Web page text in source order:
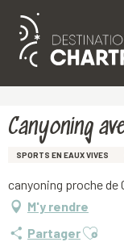
Aller
principal
Canyoning
SPORTS EN EAUX VIVES
canyoning proche de
M'y rendre
Partager